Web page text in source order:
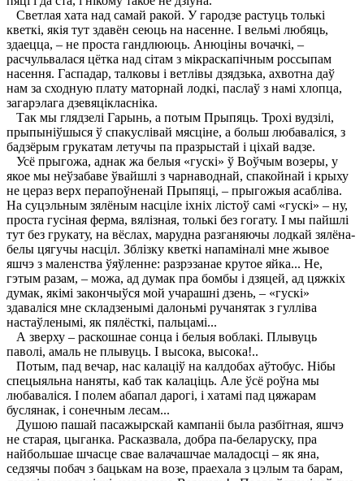
Светлая хата над самай ракой. У гародзе растуць толькі
кветкі, якія тут здавён сеюць на насенне. I вельмі любяць,
здаецца, – не проста гандлююць. Анюціны вочачкі, –
расчульвалася цётка над сітам з мікраскапічным россыпам
насення. Гаспадар, талковы і ветлівы дзядзька, ахвотна даў
нам за сходную плату маторнай лодкі, паслаў з намі хлопца,
загарэлага дзевяцікласніка.
Так мы глядзелі Гарынь, а потым Прыпяць. Трохі вудзілі,
прыпыніўшыся ў спакуслівай мясціне, а больш любаваліся, з
бадзёрым грукатам летучы па празрыстай і ціхай вадзе.
Усё прыгожа, аднак жа белыя «гускі» ў Воўчым возеры, у
якое мы неўзабаве ўвайшлі з чарнаводнай, спакойнай і крыху
не цераз верх перапоўненай Прыпяці, – прыгожыя асабліва.
На суцэльным зялёным насціле іхніх лістоў самі «гускі» – ну,
проста гусіная ферма, вялізная, толькі без гогату. I мы пайшлі
тут без грукату, на вёслах, марудна разганяючы лодкай зялёна-
белы цягучы насціл. Зблізку кветкі напаміналі мне жывое
яшчэ з маленства ўяўленне: разрэзанае крутое яйка... Не,
гэтым разам, – можа, ад думак пра бомбы і дзяцей, ад цяжкіх
думак, якімі закончыўся мой учарашні дзень, – «гускі»
здаваліся мне складзенымі далоньмі ручанятак з гулліва
настаўленымі, як пялёсткі, пальцамі...
А зверху – раскошнае сонца і белыя воблакі. Плывуць
паволі, амаль не плывуць. I высока, высока!..
Потым, пад вечар, нас калаціў на калдобах аўтобус. Нібы
спецыяльна наняты, каб так калаціць. Але ўсё роўна мы
любаваліся. I полем абапал дарогі, і хатамі пад цяжарам
буслянак, і сонечным лесам...
Душою пашай пасажырскай кампаніі была разбітная, яшчэ
не старая, цыганка. Расказвала, добра па-беларуску, пра
найбольшае шчасце свае валачашчае маладосці – як яна,
седзячы побач з бацькам на возе, праехала з цэлым та барам,